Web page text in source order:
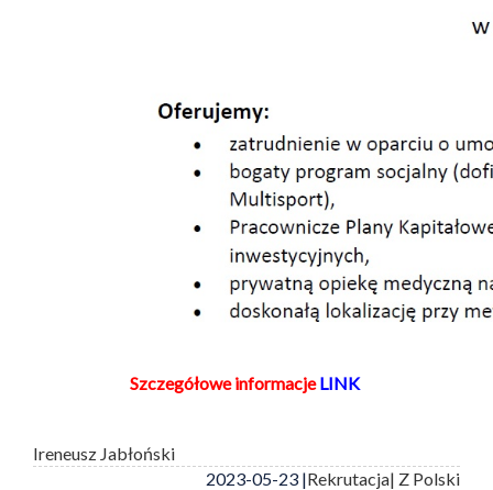
Szczegółowe informacje LINK
Ireneusz Jabłoński
2023-05-23 |Rekrutacja| Z Polski